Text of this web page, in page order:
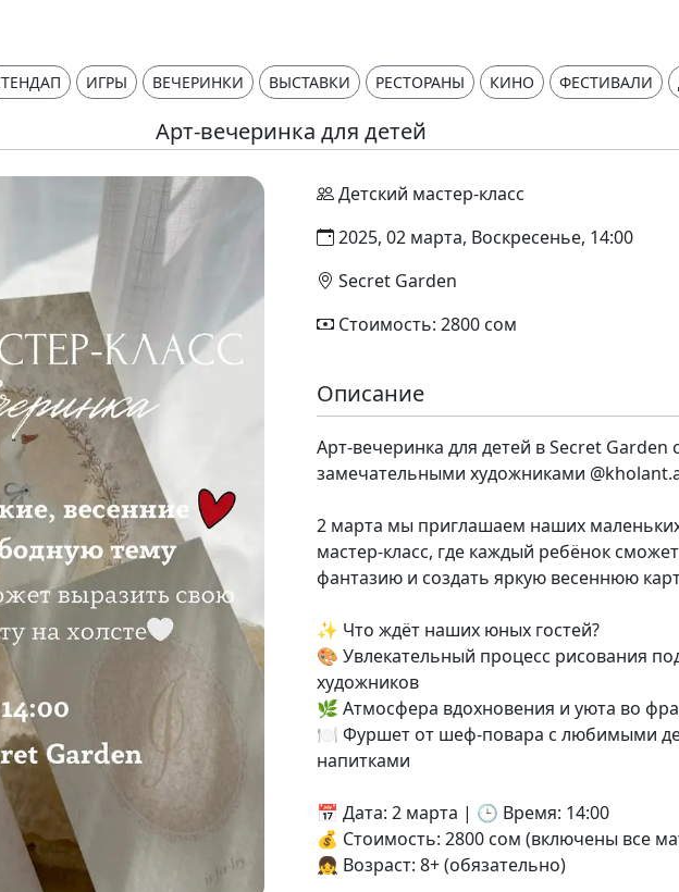
ИГРЫ ВЕЧЕРИНКИ ВЫСТАВКИ РЕСТОРАНЫ КИНО ФЕСТИВАЛИ
Арт-вечеринка для детей
Детский мастер-класс
2025, 02 марта, Воскресенье, 14:00
Secret Garden
Стоимость: 2800 сом
Описание
Арт-вечеринка для детей в Secret Garden
замечательными художниками
2 марта мы приглашаем наших
мастер-класс, где каждый ребёнок
фантазию и создать яркую весеннюю
✨ Что ждёт наших юных гостей?
🎨 Увлекательный процесс рисования
художников
🌿 Атмосфера вдохновения и уюта во
🍽 Фуршет от шеф-повара с любимыми
напитками
📅 Дата: 2 марта | 🕒 Время: 14:00
💰 Стоимость: 2800 сом (включены все
👧 Возраст: 8+ (обязательно)